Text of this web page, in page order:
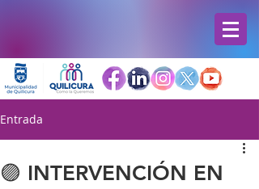
Entrada
🟣 INTERVENCIÓN EN